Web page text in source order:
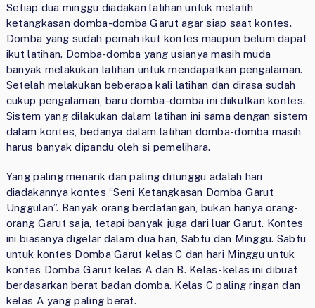
Setiap dua minggu diadakan latihan untuk melatih
ketangkasan domba-domba Garut agar siap saat kontes.
Domba yang sudah pernah ikut kontes maupun belum dapat
ikut latihan. Domba-domba yang usianya masih muda
banyak melakukan latihan untuk mendapatkan pengalaman.
Setelah melakukan beberapa kali latihan dan dirasa sudah
cukup pengalaman, baru domba-domba ini diikutkan kontes.
Sistem yang dilakukan dalam latihan ini sama dengan sistem
dalam kontes, bedanya dalam latihan domba-domba masih
harus banyak dipandu oleh si pemelihara.
Yang paling menarik dan paling ditunggu adalah hari
diadakannya kontes “Seni Ketangkasan Domba Garut
Unggulan”. Banyak orang berdatangan, bukan hanya orang-
orang Garut saja, tetapi banyak juga dari luar Garut. Kontes
ini biasanya digelar dalam dua hari, Sabtu dan Minggu. Sabtu
untuk kontes Domba Garut kelas C dan hari Minggu untuk
kontes Domba Garut kelas A dan B. Kelas-kelas ini dibuat
berdasarkan berat badan domba. Kelas C paling ringan dan
kelas A yang paling berat.